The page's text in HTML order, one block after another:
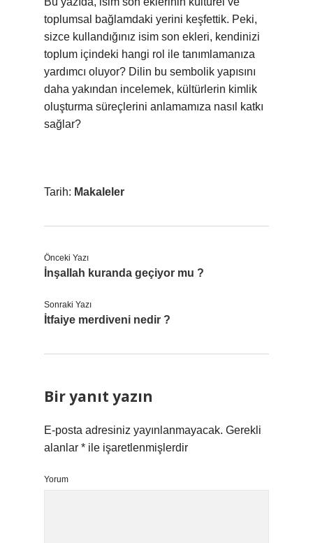
toplumsal bağlamdaki yerini keşfettik. Peki,
sizce kullandığınız isim son ekleri, kendinizi
toplum içindeki hangi rol ile tanımlamanıza
yardımcı oluyor? Dilin bu sembolik yapısını
daha yakından incelemek, kültürlerin kimlik
oluşturma süreçlerini anlamamıza nasıl katkı
sağlar?
Tarih: Makaleler
Önceki Yazı
İnşallah kuranda geçiyor mu ?
Sonraki Yazı
İtfaiye merdiveni nedir ?
Bir yanıt yazın
E-posta adresiniz yayınlanmayacak. Gerekli
alanlar * ile işaretlenmişlerdir
Yorum